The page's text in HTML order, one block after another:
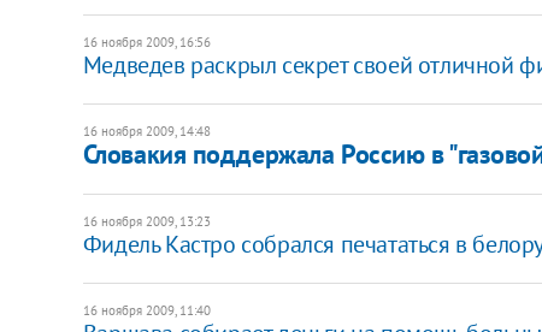
16 ноября 2009, 16:56
Медведев раскрыл секрет своей отличной
16 ноября 2009, 14:48
Словакия поддержала Россию в
16 ноября 2009, 13:23
Фидель Кастро собрался печататься в
16 ноября 2009, 11:40